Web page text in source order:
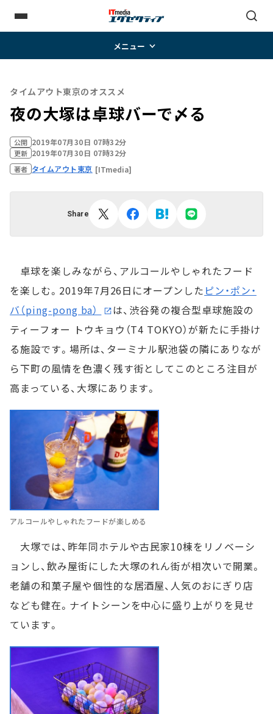
メニュー
タイムアウト東京のオススメ
夜の大塚は卓球バーで〆る
公開 2019年07月30日 07時32分
更新 2019年07月30日 07時32分
著者 タイムアウト東京 [ITmedia]
Share
卓球を楽しみながら、アルコールやしゃれたフード
を楽しむ。2019年7月26日にオープンした ピン・ポン・
バ（ping-pong ba）
は、渋谷発の複合型卓球施設の
ティーフォー トウキョウ（T4 TOKYO）が新たに手掛け
る施設です。場所は、ターミナル駅池袋の隣にありなが
ら下町の風情を色濃く残す街としてこのところ注目が
高まっている、大塚にあります。
アルコールやしゃれたフードが楽しめる
大塚では、昨年同ホテルや古民家10棟をリノベーシ
ョンし、飲み屋街にした大塚のれん街が相次いで開業。
老舗の和菓子屋や個性的な居酒屋、人気のおにぎり店
なども健在。ナイトシーンを中心に盛り上がりを見せ
ています。